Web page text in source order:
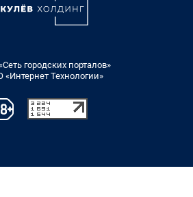
городских порталов»
Технологии»